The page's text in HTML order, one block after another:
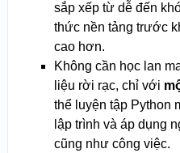
sắp xếp từ dễ đến
thức nền tảng trước
cao hơn.
Không cần học lan
liệu rời rạc, chỉ với
thể luyện tập Python
lập trình và áp dụng
cũng như công việc.